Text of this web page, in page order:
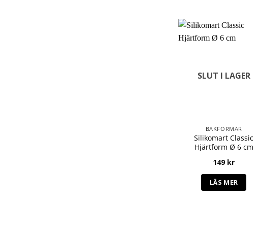
SLUT I LAGER
BAKFORMAR
Silikomart Classic
Hjärtform Ø 6 cm
149 kr
LÄS MER